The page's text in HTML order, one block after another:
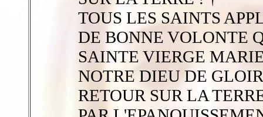
TOUS LES SAINTS
DE BONNE VOLONTE
SAINTE VIERGE
NOTRE DIEU DE
RETOUR SUR LA